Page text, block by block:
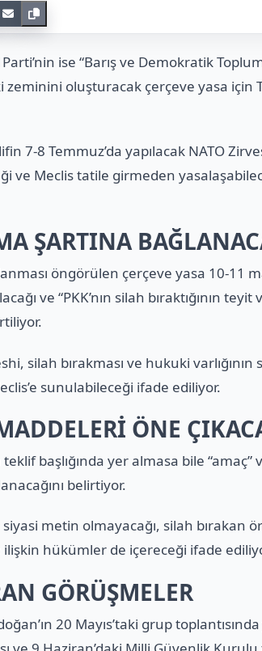
ise “Barış ve Demokratik
oluşturacak çerçeve yasa için
7-8 Temmuz’da yapılacak NATO
ve Meclis tatile girmeden
ŞARTINA
öngörülen çerçeve yasa 10-11
ve “PKK’nın silah bıraktığının teyit
silah bırakması ve hukuki varlığının
sunulabileceği ifade ediliyor.
ÖNE
başlığında yer almasa bile “amaç”
belirtiyor.
metin olmayacağı, silah bırakan
hükümler de içereceği ifade
GÖRÜŞMELER
20 Mayıs’taki grup toplantısında